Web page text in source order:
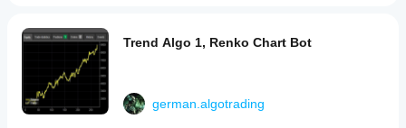
Trend Algo 1, Renko Chart Bot
german.algotrading